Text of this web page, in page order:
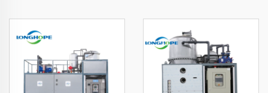
μηχανή παραγωγής
εξατμιστών
βιομηχανικών λυμάτων για
μηδενική εκφόρτωση
υγρών ZLD